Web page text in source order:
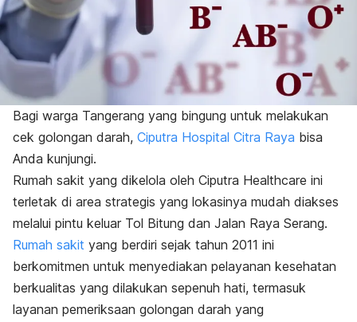
Bagi warga Tangerang yang bingung untuk melakukan
cek golongan darah, Ciputra Hospital Citra Raya bisa
Anda kunjungi.
Rumah sakit yang dikelola oleh Ciputra Healthcare ini
terletak di area strategis yang lokasinya mudah diakses
melalui pintu keluar Tol Bitung dan Jalan Raya Serang.
Rumah sakit yang berdiri sejak tahun 2011 ini
berkomitmen untuk menyediakan pelayanan kesehatan
berkualitas yang dilakukan sepenuh hati, termasuk
layanan pemeriksaan golongan darah yang